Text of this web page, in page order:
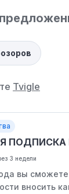
Tvigle
ПОДПИСКА
3 недели
вы
вносить